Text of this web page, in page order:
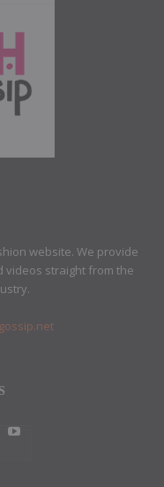
website. We provide
videos straight from the